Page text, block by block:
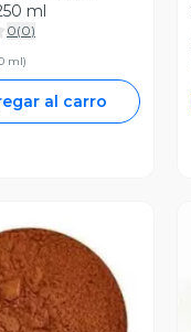
ml
0(0)
ml)
al carro